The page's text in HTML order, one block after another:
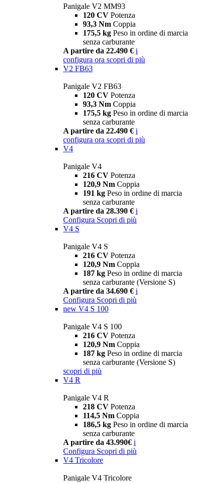
Panigale V2 MM93
120 CV Potenza
93,3 Nm Coppia
175,5 kg Peso in ordine di marcia
senza carburante
A partire da 22.490 € i
configura ora scopri di più
V2 FB63
Panigale V2 FB63
120 CV Potenza
93,3 Nm Coppia
175,5 kg Peso in ordine di marcia
senza carburante
A partire da 22.490 € i
configura ora scopri di più
V4
Panigale V4
216 CV Potenza
120,9 Nm Coppia
191 kg Peso in ordine di marcia
senza carburante
A partire da 28.390 € i
Configura Scopri di più
V4 S
Panigale V4 S
216 CV Potenza
120,9 Nm Coppia
187 kg Peso in ordine di marcia
senza carburante (Versione S)
A partire da 34.690 € i
Configura Scopri di più
new V4 S 100
Panigale V4 S 100
216 CV Potenza
120,9 Nm Coppia
187 kg Peso in ordine di marcia
senza carburante (Versione S)
scopri di più
V4 R
Panigale V4 R
218 CV Potenza
114,5 Nm Coppia
186,5 kg Peso in ordine di marcia
senza carburante
A partire da 43.990€ i
Configura Scopri di più
V4 Tricolore
Panigale V4 Tricolore